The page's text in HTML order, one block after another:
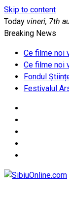
Skip to content
Today vineri, 7th
Breaking News
Ce filme noi
Ce filme noi
Fondul
Festivalul